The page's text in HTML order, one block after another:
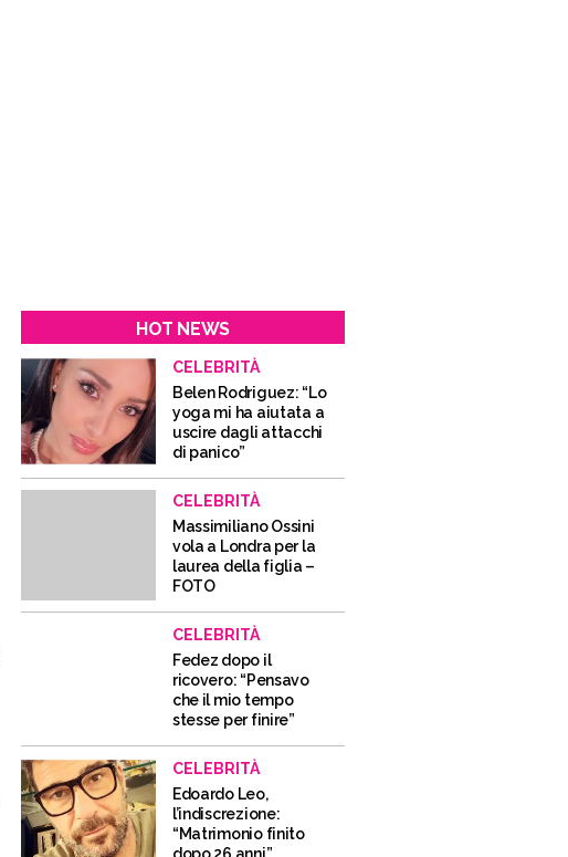
HOT NEWS
CELEBRITÀ
Belen Rodriguez: “Lo
yoga mi ha aiutata a
uscire dagli attacchi
di panico”
CELEBRITÀ
Massimiliano Ossini
vola a Londra per la
laurea della figlia –
FOTO
CELEBRITÀ
Fedez dopo il
ricovero: “Pensavo
che il mio tempo
stesse per finire”
CELEBRITÀ
Edoardo Leo,
l’indiscrezione:
“Matrimonio finito